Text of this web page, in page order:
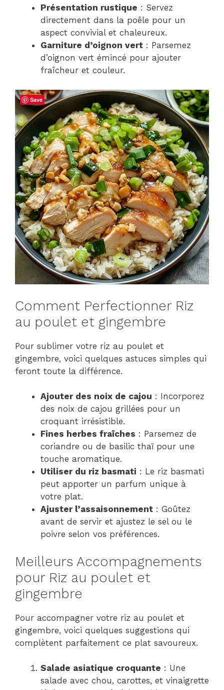
Présentation rustique : Servez
directement dans la poêle pour un
aspect convivial et chaleureux.
Garniture d’oignon vert : Parsemez
d’oignon vert émincé pour ajouter
fraîcheur et couleur.
Comment Perfectionner Riz
au poulet et gingembre
Pour sublimer votre riz au poulet et
gingembre, voici quelques astuces simples qui
feront toute la différence.
Ajouter des noix de cajou : Incorporez
des noix de cajou grillées pour un
croquant irrésistible.
Fines herbes fraîches : Parsemez de
coriandre ou de basilic thaï pour une
touche aromatique.
Utiliser du riz basmati : Le riz basmati
peut apporter un parfum unique à
votre plat.
Ajuster l’assaisonnement : Goûtez
avant de servir et ajustez le sel ou le
poivre selon vos préférences.
Meilleurs Accompagnements
pour Riz au poulet et
gingembre
Pour accompagner votre riz au poulet et
gingembre, voici quelques suggestions qui
complètent parfaitement ce plat savoureux.
Salade asiatique croquante : Une
salade avec chou, carottes, et vinaigrette
Save